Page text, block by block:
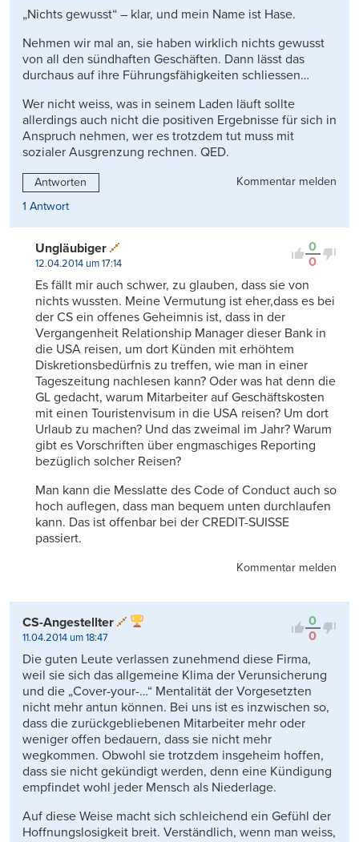
„Nichts gewusst“ – klar, und mein Name ist Hase.
Nehmen wir mal an, sie haben wirklich nichts gewusst
von all den sündhaften Geschäften. Dann lässt das
durchaus auf ihre Führungsfähigkeiten schliessen…
Wer nicht weiss, was in seinem Laden läuft sollte
allerdings auch nicht die positiven Ergebnisse für sich in
Anspruch nehmen, wer es trotzdem tut muss mit
sozialer Ausgrenzung rechnen. QED.
Antworten
Kommentar melden
1 Antwort
0
0
Ungläubiger
12.04.2014 um 17:14
Es fällt mir auch schwer, zu glauben, dass sie von
nichts wussten. Meine Vermutung ist eher,dass es bei
der CS ein offenes Geheimnis ist, dass in der
Vergangenheit Relationship Manager dieser Bank in
die USA reisen, um dort Künden mit erhöhtem
Diskretionsbedürfnis zu treffen, wie man in einer
Tageszeitung nachlesen kann? Oder was hat denn die
GL gedacht, warum Mitarbeiter auf Geschäftskosten
mit einen Touristenvisum in die USA reisen? Um dort
Urlaub zu machen? Und das zweimal im Jahr? Warum
gibt es Vorschriften über engmaschiges Reporting
bezüglich solcher Reisen?
Man kann die Messlatte des Code of Conduct auch so
hoch auflegen, dass man bequem unten durchlaufen
kann. Das ist offenbar bei der CREDIT-SUISSE
passiert.
Kommentar melden
0
0
CS-Angestellter
11.04.2014 um 18:47
Die guten Leute verlassen zunehmend diese Firma,
weil sie sich das allgemeine Klima der Verunsicherung
und die „Cover-your-…“ Mentalität der Vorgesetzten
nicht mehr antun können. Bei uns ist es inzwischen so,
dass die zurückgebliebenen Mitarbeiter mehr oder
weniger offen bedauern, dass sie nicht mehr
wegkommen. Obwohl sie trotzdem insgeheim hoffen,
dass sie nicht gekündigt werden, denn eine Kündigung
empfindet wohl jeder Mensch als Niederlage.
Auf diese Weise macht sich schleichend ein Gefühl der
Hoffnungslosigkeit breit. Verständlich, wenn man weiss,